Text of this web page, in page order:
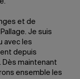
et de
Je suis
avec les
depuis
Dès maintenant
ensemble les